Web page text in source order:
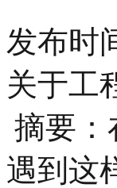
发布时
关于工
摘要：
遇到这